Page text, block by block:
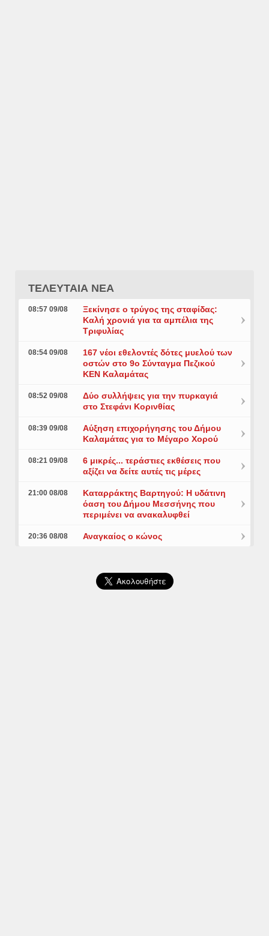
ΤΕΛΕΥΤΑΙΑ ΝΕΑ
08:57 09/08
Ξεκίνησε ο τρύγος της σταφίδας:
Καλή χρονιά για τα αμπέλια της
Τριφυλίας
08:54 09/08
167 νέοι εθελοντές δότες μυελού των
οστών στο 9ο Σύνταγμα Πεζικού
ΚΕΝ Καλαμάτας
08:52 09/08
Δύο συλλήψεις για την πυρκαγιά
στο Στεφάνι Κορινθίας
08:39 09/08
Αύξηση επιχορήγησης του Δήμου
Καλαμάτας για το Μέγαρο Χορού
08:21 09/08
6 μικρές... τεράστιες εκθέσεις που
αξίζει να δείτε αυτές τις μέρες
21:00 08/08
Καταρράκτης Βαρτηγού: Η υδάτινη
όαση του Δήμου Μεσσήνης που
περιμένει να ανακαλυφθεί
20:36 08/08 Αναγκαίος ο κώνος